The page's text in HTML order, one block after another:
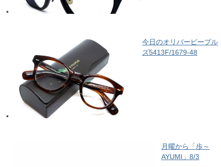
今日のオリバーピープル
ズ5413F/1679-48
月曜から「歩～
AYUMI」8/3